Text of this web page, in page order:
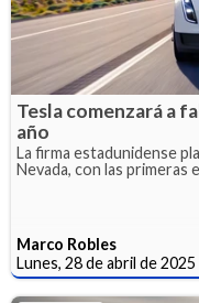
Tesla comenzará a
año
La firma estadunidense
Nevada, con las primeras
Marco Robles
Lunes, 28 de abril de 2025